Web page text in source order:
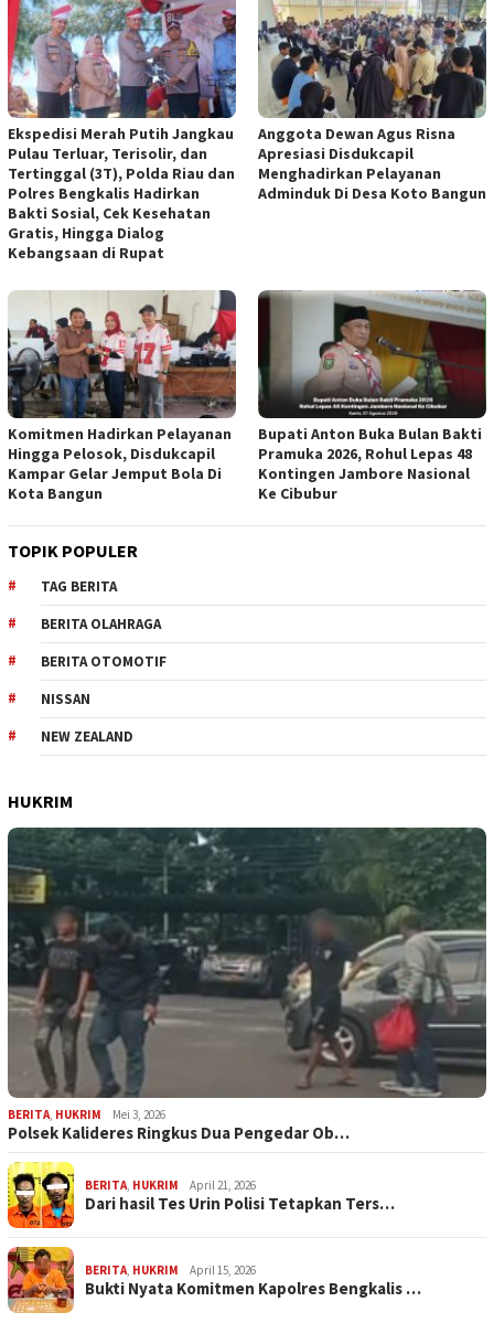
Ekspedisi Merah Putih Jangkau
Pulau Terluar, Terisolir, dan
Tertinggal (3T), Polda Riau dan
Polres Bengkalis Hadirkan
Bakti Sosial, Cek Kesehatan
Gratis, Hingga Dialog
Kebangsaan di Rupat
Anggota Dewan Agus Risna
Apresiasi Disdukcapil
Menghadirkan Pelayanan
Adminduk Di Desa Koto Bangun
Komitmen Hadirkan Pelayanan
Hingga Pelosok, Disdukcapil
Kampar Gelar Jemput Bola Di
Kota Bangun
Bupati Anton Buka Bulan Bakti
Pramuka 2026, Rohul Lepas 48
Kontingen Jambore Nasional
Ke Cibubur
TOPIK POPULER
TAG BERITA
BERITA OLAHRAGA
BERITA OTOMOTIF
NISSAN
NEW ZEALAND
HUKRIM
BERITA, HUKRIM Mei 3, 2026
Polsek Kalideres Ringkus Dua Pengedar Ob…
BERITA, HUKRIM April 21, 2026
Dari hasil Tes Urin Polisi Tetapkan Ters…
BERITA, HUKRIM April 15, 2026
Bukti Nyata Komitmen Kapolres Bengkalis …